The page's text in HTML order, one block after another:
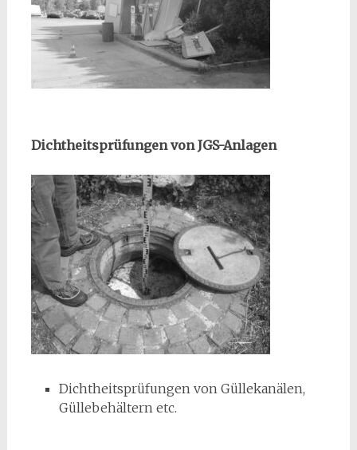
Dichtheitsprüfungen von JGS-Anlagen
Dichtheitsprüfungen von Güllekanälen,
Güllebehältern etc.